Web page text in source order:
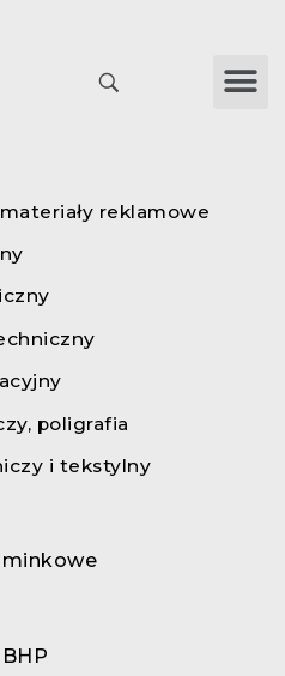
motoryzacyjny
reklamowe
poligrafia
i tekstylny